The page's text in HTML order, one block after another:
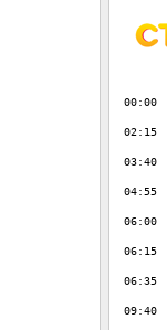
00:00
02:15
03:40
04:55
06:00
06:15
06:35
09:40